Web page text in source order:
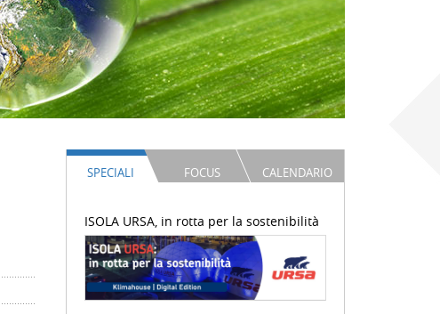
SPECIALI FOCUS CALENDARIO
ISOLA URSA, in rotta per la sostenibilità